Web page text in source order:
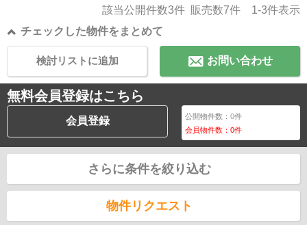
該当公開件数3件 販売数7件 1-3件表示
チェックした物件をまとめて
お問い合わせ
検討リストに追加
無料会員登録はこちら
会員登録 公開物件数：0件
会員物件数：0件
さらに条件を絞り込む
物件リクエスト